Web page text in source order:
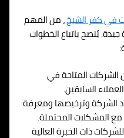
في كفر الشيخ، من المهم
يُنصح باتباع الخطوات
الشركات المتاحة في
السابقين.
الشركة وترخيصها ومعرفة
المشكلات المحتملة.
ذات الخبرة العالية